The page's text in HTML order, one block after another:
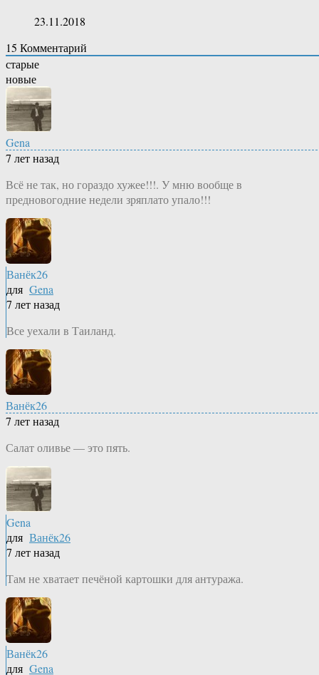
23.11.2018
15 Комментарий
старые
новые
Gena
7 лет назад
Всё не так, но гораздо хужее!!!. У мню вообще в
предновогодние недели зряплато упало!!!
Ванёк26
для Gena
7 лет назад
Все уехали в Таиланд.
Ванёк26
7 лет назад
Салат оливье — это пять.
Gena
для Ванёк26
7 лет назад
Там не хватает печёной картошки для антуража.
Ванёк26
для Gena